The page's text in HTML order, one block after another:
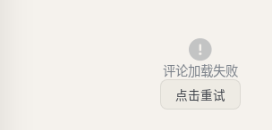
评论加载失败
点击重试